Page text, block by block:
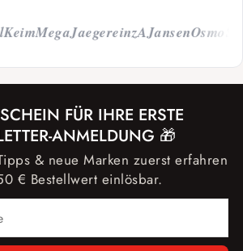
MegaJaegereinzAJansenOsmoStorch
FÜR IHRE ERSTE
ANMELDUNG 🎁
& neue Marken zuerst erfahren
€ Bestellwert einlösbar.